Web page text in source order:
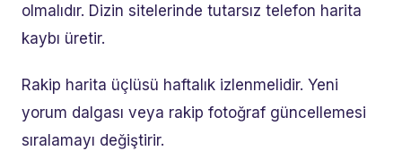
olmalıdır. Dizin sitelerinde tutarsız telefon harita
kaybı üretir.
Rakip harita üçlüsü haftalık izlenmelidir. Yeni
yorum dalgası veya rakip fotoğraf güncellemesi
sıralamayı değiştirir.